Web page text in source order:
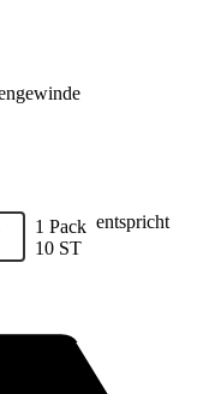
1 Pack entspricht
10 ST